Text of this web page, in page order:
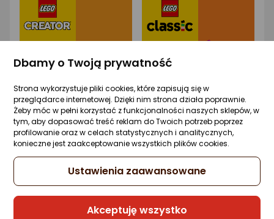
Dbamy o Twoją prywatność
Strona wykorzystuje pliki cookies, które zapisują się w
przeglądarce internetowej. Dzięki nim strona działa poprawnie.
Żeby móc w pełni korzystać z funkcjonalności naszych sklepów, w
tym, aby dopasować treść reklam do Twoich potrzeb poprzez
profilowanie oraz w celach statystycznych i analitycznych,
konieczne jest zaakceptowanie wszystkich plików cookies.
Ustawienia zaawansowane
Akceptuję wszystko